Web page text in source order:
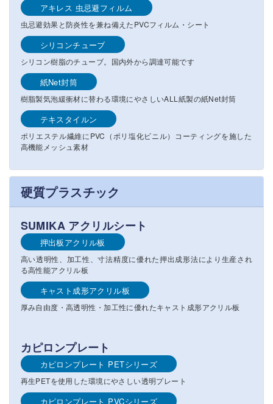
アキレス 虫忌避フィルム
虫忌避効果と防炎性を兼ね備えたPVCフィルム・シート
シリコンチューブ
シリコン樹脂のチューブ。国内外から調達可能です
紙Net封筒
樹脂製気泡緩衝材に替わる環境にやさしいALL紙製の紙Net封筒
テキスタイルン
ポリエステル繊維にPVC（ポリ塩化ビニル）コーティングを施した
高機能メッシュ素材
硬質プラスチック
SUMIKA アクリルシート
押出板アクリル板
高い透明性、加工性、寸法精度に優れた押出成形法により生産され
る高性能アクリル板
キャスト成形アクリル板
厚み自由度・高透明性・加工性に優れたキャスト成形アクリル板
カピロンプレート
カピロンプレート PETシリーズ
再生PETを使用した環境にやさしい透明プレート
カピロンプレート PVCシリーズ